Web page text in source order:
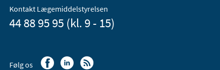
Kontakt Lægemiddelstyrelsen
44 88 95 95 (kl. 9 - 15)
Følg os